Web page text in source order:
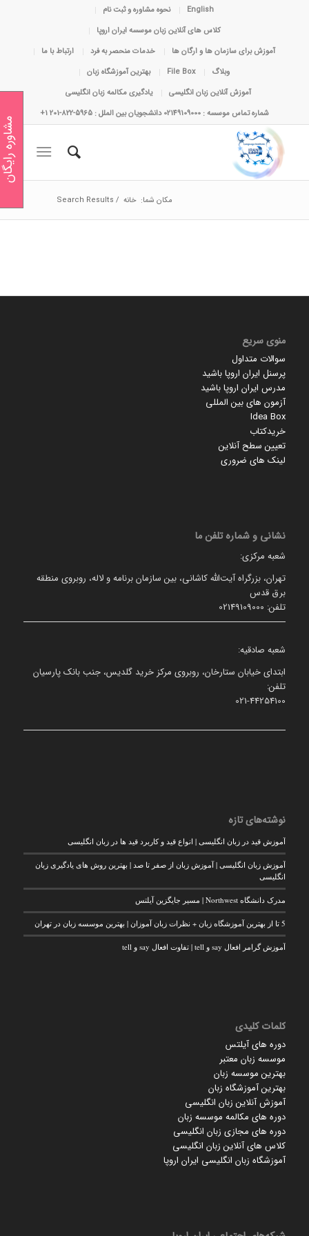
English
نحوه مشاوره و ثبت نام
کلاس های آنلاین زبان موسسه ایران اروپا
آموزش برای سازمان ها و ارگان ها
خدمات منحصر به فرد
ارتباط با ما
وبلاگ
File Box
بهترین آموزشگاه زبان
آموزش آنلاین زبان انگلیسی
یادگیری مکالمه زبان انگلیسی
شماره تماس موسسه : 02149109000 دانشجویان بین الملل : 5965-822-201 1+
مکان شما: خانه /
Search Results
منوی سریع
سوالات متداول
پرسنل ایران اروپا باشید
مدرس ایران اروپا باشید
آزمون های بین المللی
Idea Box
خریدکتاب
تعیین سطح آنلاین
لینک های ضروری
نشانی و شماره تلفن ما
شعبه مرکزی:
تهران، بزرگراه آیت‌الله کاشانی، بین سازمان برنامه و لاله، روبروی منطقه
برق قدس
تلفن: 02149109000
شعبه صادقیه:
ابتدای خیابان ستارخان، روبروی مرکز خرید گلدیس، جنب بانک پارسیان
تلفن:
021-44254100
نوشته‌های تازه
آموزش قید در زبان انگلیسی | انواع قید و کاربرد قید ها در زبان انگلیسی
آموزش زبان انگلیسی | آموزش زبان از صفر تا صد | بهترین روش های یادگیری زبان
انگلیسی
مدرک دانشگاه Northwest | مسیر جایگزین آیلتس
5 تا از بهترین آموزشگاه زبان + نظرات زبان آموزان | بهترین موسسه زبان در تهران
آموزش گرامر افعال say و tell | تفاوت افعال say و tell
کلمات کلیدی
دوره های آیلتس
موسسه زبان معتبر
بهترین موسسه زبان
بهترین آموزشگاه زبان
آموزش آنلاین زبان انگلیسی
دوره های مکالمه موسسه زبان
دوره های مجازی زبان انگلیسی
کلاس های آنلاین زبان انگلیسی
آموزشگاه زبان انگلیسی ایران اروپا